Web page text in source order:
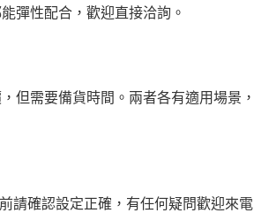
彈性配合，歡迎直接洽詢。
但需要備貨時間。兩者各有適用場景，
請確認設定正確，有任何疑問歡迎來電